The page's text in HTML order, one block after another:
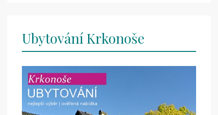
Ubytování Krkonoše